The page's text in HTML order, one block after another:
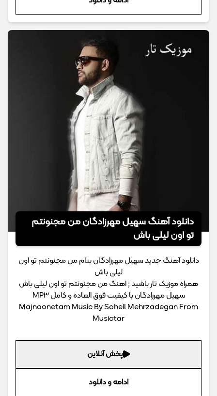
دانلود آهنگ سهیل مهرزادگان من مجنونتم
تو اون لیلی باش
دانلود آهنگ جدید سهیل مهرزادگان بنام من مجنونتم تو اون
لیلی باش
همراه موزیک تار باشید ; اهنگ من مجنونتم تو اون لیلی باش
سهیل مهرزادگان با کیفیت فوق العاده و کامل MP3
Majnoonetam Music By Soheil Mehrzadegan From
Musictar
پخش آنلاین
ادامه و دانلود